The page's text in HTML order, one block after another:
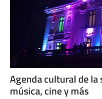
Agenda cultural de la
música, cine y más